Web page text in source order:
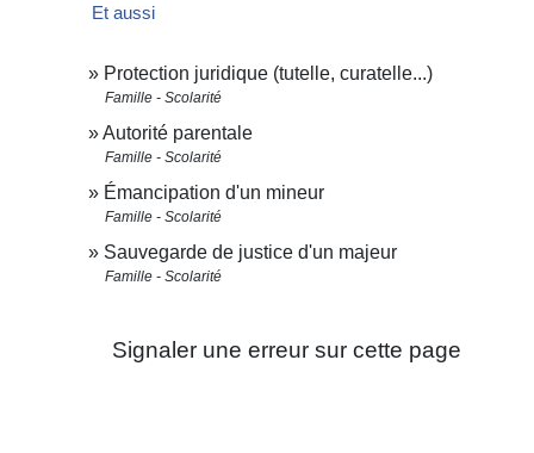
Et aussi
Protection juridique (tutelle, curatelle...)
Famille - Scolarité
Autorité parentale
Famille - Scolarité
Émancipation d'un mineur
Famille - Scolarité
Sauvegarde de justice d'un majeur
Famille - Scolarité
Signaler une erreur sur cette page